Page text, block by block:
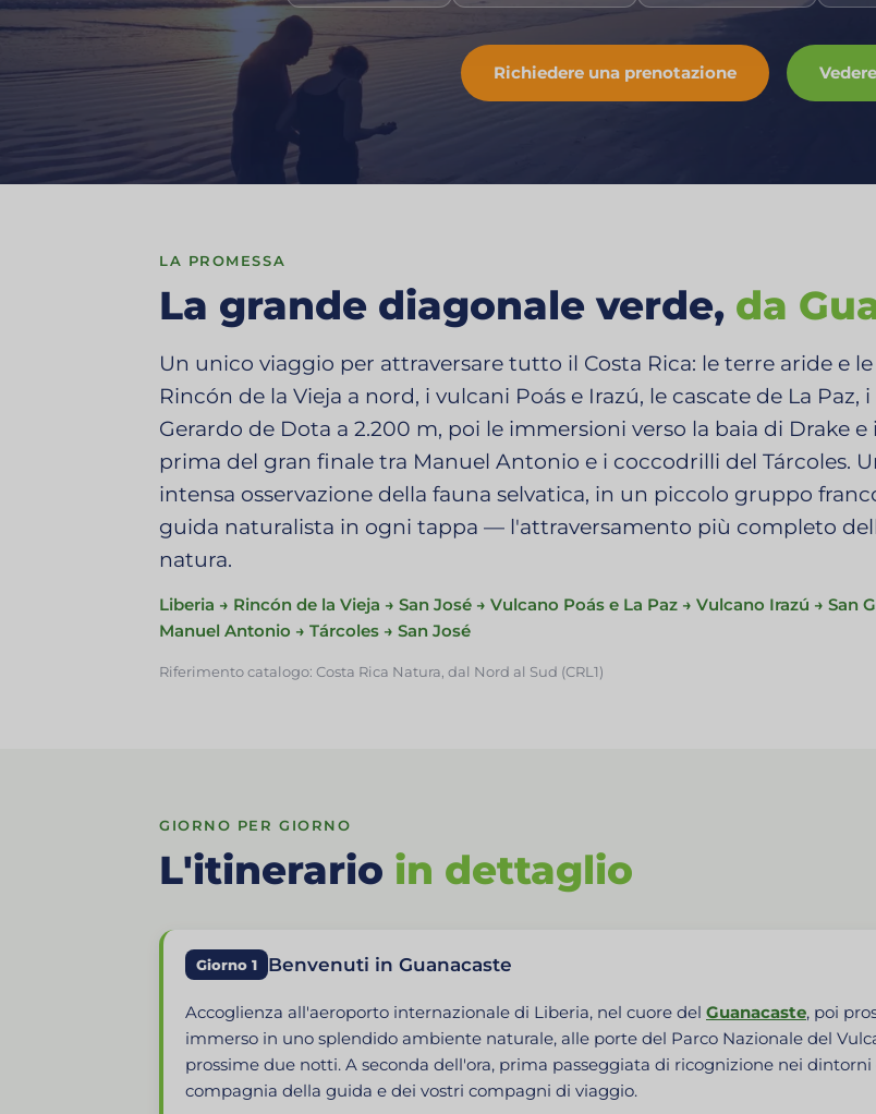
Richiedere una prenotazione
LA PROMESSA
La grande diagonale verde, da
Un unico viaggio per attraversare tutto il Costa Rica: le terre aride e
Rincón de la Vieja a nord, i vulcani Poás e Irazú, le cascate de La Paz,
Gerardo de Dota a 2.200 m, poi le immersioni verso la baia di Drake e
prima del gran finale tra Manuel Antonio e i coccodrilli del Tárcoles.
intensa osservazione della fauna selvatica, in un piccolo gruppo
guida naturalista in ogni tappa — l'attraversamento più completo
natura.
Liberia → Rincón de la Vieja → San José → Vulcano Poás e La Paz → Vulcano Irazú → San
Manuel Antonio → Tárcoles → San José
Riferimento catalogo: Costa Rica Natura, dal Nord al Sud (CRL1)
GIORNO PER GIORNO
L'itinerario in dettaglio
Giorno 1 Benvenuti in Guanacaste
Accoglienza all'aeroporto internazionale di Liberia, nel cuore del Guanacaste, poi
immerso in uno splendido ambiente naturale, alle porte del Parco Nazionale del
prossime due notti. A seconda dell'ora, prima passeggiata di ricognizione nei
compagnia della guida e dei vostri compagni di viaggio.